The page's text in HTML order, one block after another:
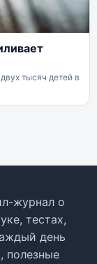
тысяч детей в
журнал о
тестах,
день
полезные